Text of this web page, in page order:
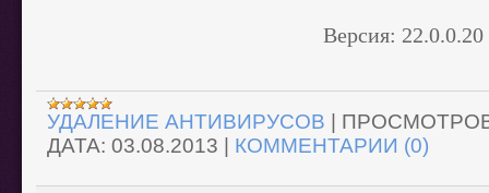
Версия: 22.0.0.20
УДАЛЕНИЕ АНТИВИРУСОВ
ДАТА: 03.08.2013 КОММЕНТАРИИ (0)